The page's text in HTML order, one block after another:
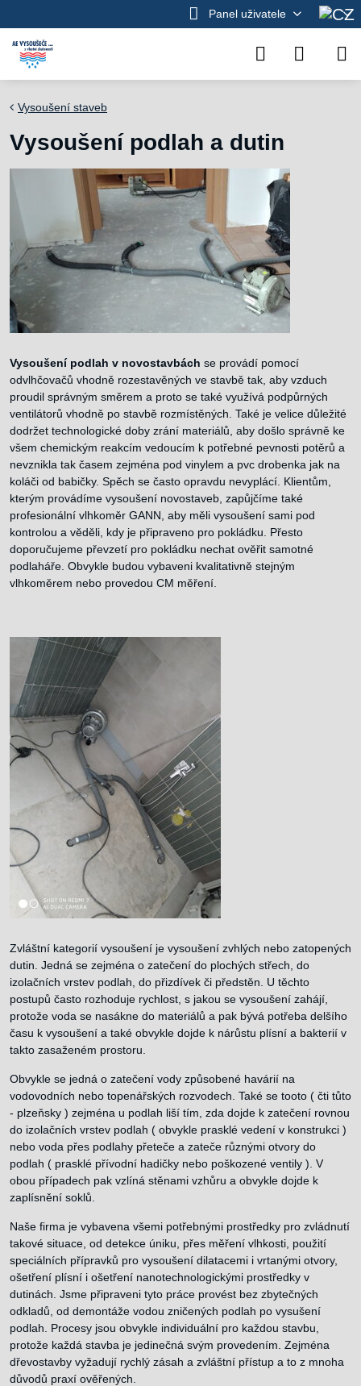
Panel uživatele
Vysoušení staveb
Vysoušení podlah a dutin
Vysoušení podlah v novostavbách se provádí pomocí
odvlhčovačů vhodně rozestavěných ve stavbě tak, aby vzduch
proudil správným směrem a proto se také využívá podpůrných
ventilátorů vhodně po stavbě rozmístěných. Také je velice důležité
dodržet technologické doby zrání materiálů, aby došlo správně ke
všem chemickým reakcím vedoucím k potřebné pevnosti potěrů a
nevznikla tak časem zejména pod vinylem a pvc drobenka jak na
koláči od babičky. Spěch se často opravdu nevyplácí. Klientům,
kterým provádíme vysoušení novostaveb, zapůjčíme také
profesionální vlhkoměr GANN, aby měli vysoušení sami pod
kontrolou a věděli, kdy je připraveno pro pokládku. Přesto
doporučujeme převzetí pro pokládku nechat ověřit samotné
podlaháře. Obvykle budou vybaveni kvalitativně stejným
vlhkoměrem nebo provedou CM měření.
Zvláštní kategorií vysoušení je vysoušení zvhlých nebo zatopených
dutin. Jedná se zejména o zatečení do plochých střech, do
izolačních vrstev podlah, do přizdívek či předstěn. U těchto
postupů často rozhoduje rychlost, s jakou se vysoušení zahájí,
protože voda se nasákne do materiálů a pak bývá potřeba delšího
času k vysoušení a také obvykle dojde k nárůstu plísní a bakterií v
takto zasaženém prostoru.
Obvykle se jedná o zatečení vody způsobené havárií na
vodovodních nebo topenářských rozvodech. Také se tooto ( čti tůto
- plzeňsky ) zejména u podlah liší tím, zda dojde k zatečení rovnou
do izolačních vrstev podlah ( obvykle prasklé vedení v konstrukci )
nebo voda přes podlahy přeteče a zateče různými otvory do
podlah ( prasklé přívodní hadičky nebo poškozené ventily ). V
obou případech pak vzlíná stěnami vzhůru a obvykle dojde k
zaplísnění soklů.
Naše firma je vybavena všemi potřebnými prostředky pro zvládnutí
takové situace, od detekce úniku, přes měření vlhkosti, použití
speciálních přípravků pro vysoušení dilatacemi i vrtanými otvory,
ošetření plísní i ošetření nanotechnologickými prostředky v
dutinách. Jsme připraveni tyto práce provést bez zbytečných
odkladů, od demontáže vodou zničených podlah po vysušení
podlah. Procesy jsou obvykle individuální pro každou stavbu,
protože každá stavba je jedinečná svým provedením. Zejména
dřevostavby vyžadují rychlý zásah a zvláštní přístup a to z mnoha
důvodů praxí ověřených.